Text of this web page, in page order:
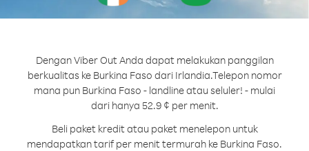
Dengan Viber Out Anda dapat melakukan panggilan
berkualitas ke Burkina Faso dari Irlandia.Telepon nomor
mana pun Burkina Faso - landline atau seluler! - mulai
dari hanya 52.9 ¢ per menit.
Beli paket kredit atau paket menelepon untuk
mendapatkan tarif per menit termurah ke Burkina Faso.